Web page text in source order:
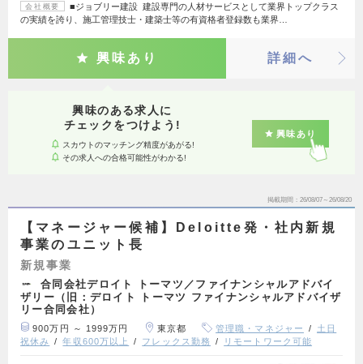
会社概要
■ジョブリー建設 建設専門の人材サービスとして業界トップクラス
の実績を誇り、施工管理技士・建築士等の有資格者登録数も業界…
興味あり 詳細へ
興味のある求人に
チェックをつけよう!
スカウトのマッチング精度があがる!
その求人への合格可能性がわかる!
興味あり
掲載期間 26/08/07～26/08/20
【マネージャー候補】Deloitte発・社内新規
事業のユニット長
新規事業
合同会社デロイト トーマツ／ファイナンシャルアドバイ
ザリー（旧：デロイト トーマツ ファイナンシャルアドバイザ
リー合同会社）
900万円 ～ 1999万円 東京都 管理職・マネジャー
土日
祝休み
年収600万以上 フレックス勤務 リモートワーク可能